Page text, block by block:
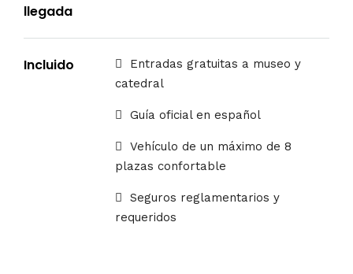
llegada
Incluido
Entradas gratuitas a museo y
catedral
Guía oficial en español
Vehículo de un máximo de 8
plazas confortable
Seguros reglamentarios y
requeridos